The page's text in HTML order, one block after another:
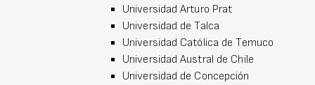
Universidad Arturo Prat
Universidad de Talca
Universidad Católica de Temuco
Universidad Austral de Chile
Universidad de Concepción